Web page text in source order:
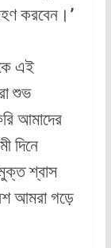
করবেন।’
এই
শুভ
আমাদের
দিনে
শ্বাস
আমরা গড়ে